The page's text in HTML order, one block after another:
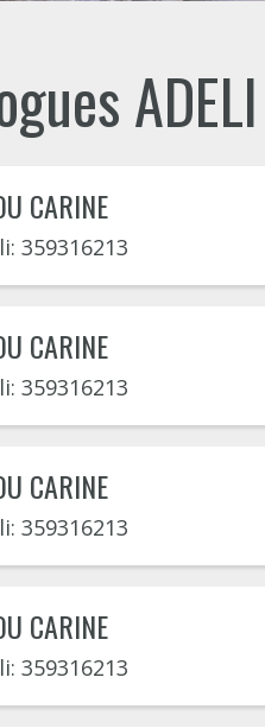
CARINE
359316213
CARINE
359316213
CARINE
359316213
CARINE
359316213